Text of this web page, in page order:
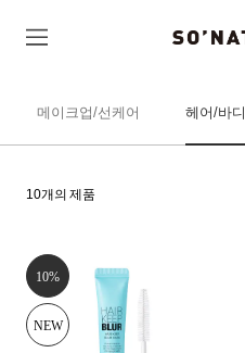
메이크업/선케어 헤어/바디
10개의 제품
10%
NEW